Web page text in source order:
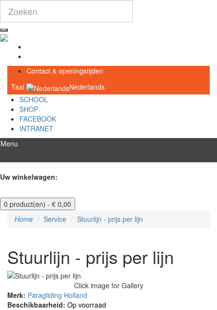
Contact & openingstijden
Taal
Nederlands
SCHOOL
SHOP
FACEBOOK
INTRANET
Menu
Uw winkelwagen:
0 product(en) - € 0,00
Home
Service Stuurlijn - prijs per lijn
Stuurlijn - prijs per lijn
Click image for Gallery
Merk: Paragliding Holland
Beschikbaarheid: Op voorraad